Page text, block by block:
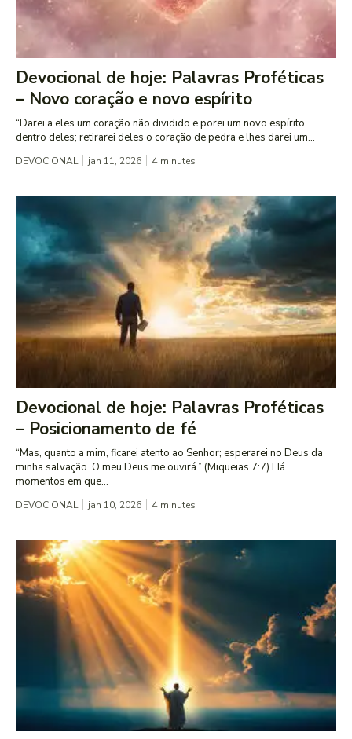
Devocional de hoje: Palavras Proféticas
– Novo coração e novo espírito
“Darei a eles um coração não dividido e porei um novo espírito
dentro deles; retirarei deles o coração de pedra e lhes darei um...
DEVOCIONAL jan 11, 2026 4 minutes
Devocional de hoje: Palavras Proféticas
– Posicionamento de fé
“Mas, quanto a mim, ficarei atento ao Senhor; esperarei no Deus da
minha salvação. O meu Deus me ouvirá.” (Miqueias 7:7) Há
momentos em que...
DEVOCIONAL jan 10, 2026 4 minutes